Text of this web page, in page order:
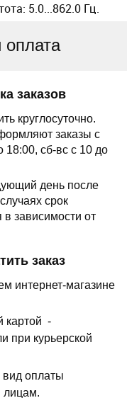
5.0...862.0 Гц.
оплата
заказов
круглосуточно.
заказы с
18:00, сб-вс с 10 до
день после
срок
в зависимости от
заказ
интернет-магазине
картой -
при курьерской
вид оплаты
лицам.